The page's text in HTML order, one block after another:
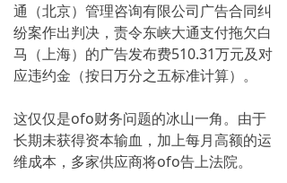
通（北京）管理咨询有限公司广告合同纠
纷案作出判决，责令东峡大通支付拖欠白
马（上海）的广告发布费510.31万元及对
应违约金（按日万分之五标准计算）。
这仅仅是ofo财务问题的冰山一角。由于
长期未获得资本输血，加上每月高额的运
维成本，多家供应商将ofo告上法院。